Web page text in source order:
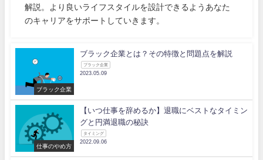
解説。より良いライフスタイルを設計できるようあなた
のキャリアをサポートしていきます。
ブラック企業
ブラック企業とは？その特徴と問題点を解説
ブラック企業
2023.05.09
仕事のやめ方
【いつ仕事を辞めるか】退職にベストなタイミン
グと円満退職の秘訣
タイミング
2022.09.06